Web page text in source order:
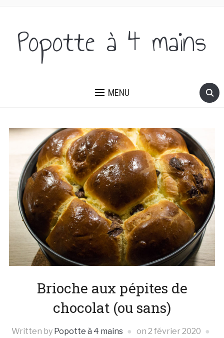
Popotte à 4 mains
DES IDÉES SUCRÉES ET SALÉES, DU PETIT-DÉJEUNER AU
MENU
Brioche aux pépites de
chocolat (ou sans)
Written by Popotte à 4 mains on 2 février 2020